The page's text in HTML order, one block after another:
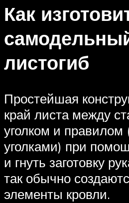
Как
листогиб
Простейшая
край листа между
уголком и правилом
уголками) при
и гнуть заготовку
так обычно
элементы кровли.